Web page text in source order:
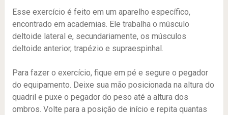
Esse exercício é feito em um aparelho específico,
encontrado em academias. Ele trabalha o músculo
deltoide lateral e, secundariamente, os músculos
deltoide anterior, trapézio e supraespinhal.
Para fazer o exercício, fique em pé e segure o pegador
do equipamento. Deixe sua mão posicionada na altura do
quadril e puxe o pegador do peso até a altura dos
ombros. Volte para a posição de início e repita quantas